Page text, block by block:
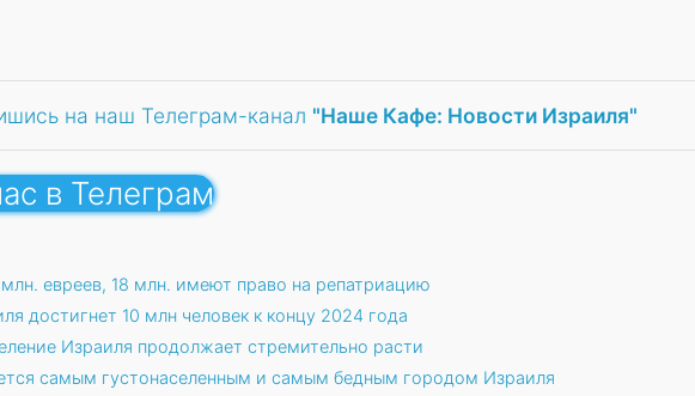
на наш Телеграм-канал "Наше Кафе: Новости Израиля"
в Телеграм
евреев, 18 млн. имеют право на репатриацию
достигнет 10 млн человек к концу 2024 года
Израиля продолжает стремительно расти
самым густонаселенным и самым бедным городом Израиля